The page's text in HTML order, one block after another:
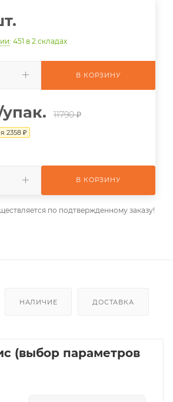
: 451 в 2 складах
В КОРЗИНУ
11790 ₽
2358 ₽
В КОРЗИНУ
по подтвержденному заказу!
НАЛИЧИЕ ДОСТАВКА
(выбор параметров